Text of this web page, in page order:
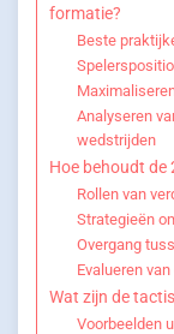
formatie?
Beste
Analyseren
wedstrijden
Hoe behoudt de
Rollen van
Strategieën
Overgang
Evalueren
Wat zijn de
Voorbeelden